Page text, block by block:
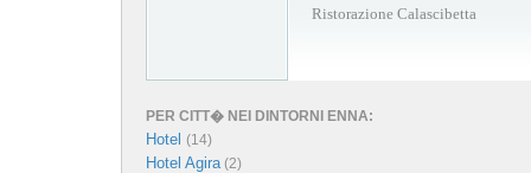
Ristorazione Calascibetta
PER CITT� NEI DINTORNI ENNA:
Hotel (14)
Hotel Agira(2)